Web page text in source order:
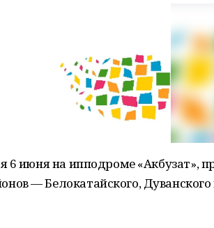
6 июня на ипподроме «Акбузат»,
— Белокатайского, Дуванского